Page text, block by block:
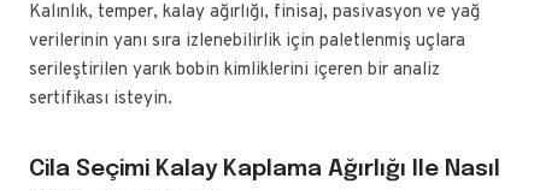
Kalınlık, temper, kalay ağırlığı, finisaj, pasivasyon ve yağ
verilerinin yanı sıra izlenebilirlik için paletlenmiş uçlara
serileştirilen yarık bobin kimliklerini içeren bir analiz
sertifikası isteyin.
Cila Seçimi Kalay Kaplama Ağırlığı Ile Nasıl